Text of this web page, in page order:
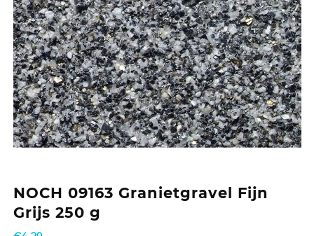
NOCH 09163 Granietgravel Fijn
Grijs 250 g